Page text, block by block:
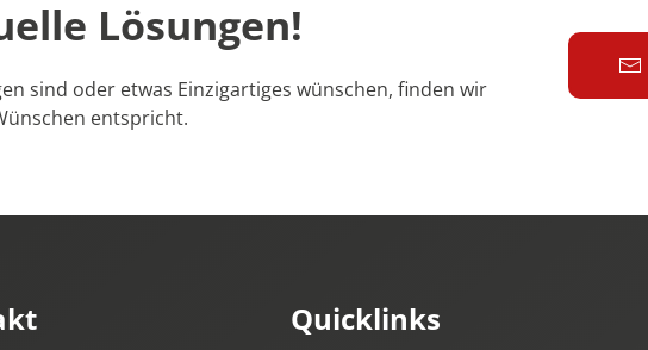
Lösungen!
sind oder etwas Einzigartiges wünschen, finden wir
entspricht.
Quicklinks